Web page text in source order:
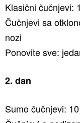
Klasični čučnjevi:
Čučnjevi sa
nozi
Ponovite sve:
2. dan
Sumo čučnjevi: